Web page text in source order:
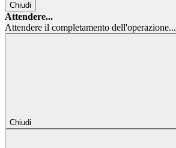
Chiudi
Attendere...
Attendere il completamento dell'operazione...
Chiudi